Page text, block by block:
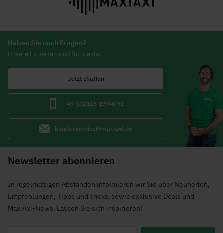
Haben Sie noch Fragen?
Unsere Experten sind für Sie da!
Jetzt chatten
+49 (0)2118 19946 92
kundenservice@maxiaxi.de
Newsletter abonnieren
In regelmäßigen Abständen informieren wir Sie über Neuheiten,
Empfehlungen, Tipps und Tricks, sowie exklusive Deals und
MaxiAxi-News. Lassen Sie sich inspirieren!